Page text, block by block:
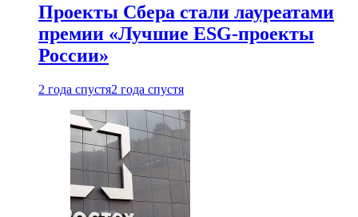
Проекты Сбера стали лауреатами
премии «Лучшие ESG-проекты
России»
2 года спустя2 года спустя